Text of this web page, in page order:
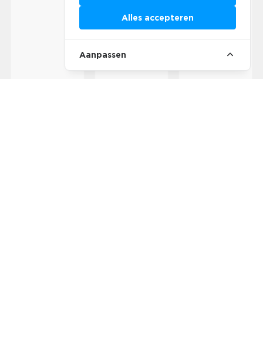
Alles accepteren
Aanpassen